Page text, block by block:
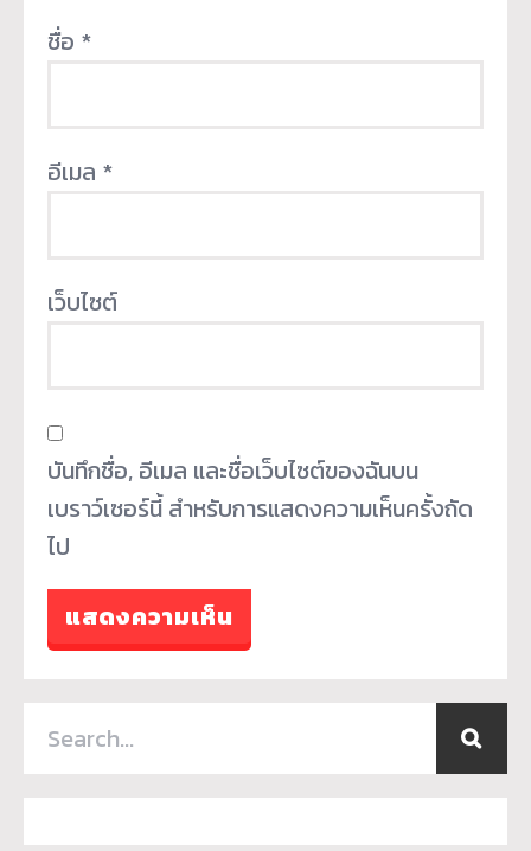
ชื่อ *
อีเมล *
เว็บไซต์
บันทึกชื่อ, อีเมล และชื่อเว็บไซต์ของฉันบน
เบราว์เซอร์นี้ สำหรับการแสดงความเห็นครั้งถัด
ไป